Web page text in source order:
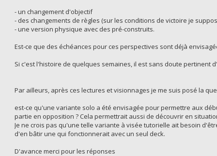
- un changement d'objectif
- des changements de règles (sur les conditions de victoire je
- une version physique avec des pré-construits.
Est-ce que des échéances pour ces perspectives sont déjà
Si c'est l'histoire de quelques semaines, il est sans doute pertinent
Par ailleurs, après ces lectures et visionnages je me suis posé la
est-ce qu'une variante solo a été envisagée pour permettre aux
partie en opposition ? Cela permettrait aussi de découvrir en
Je ne crois pas qu'une telle variante à visée tutorielle ait besoin
d'en bâtir une qui fonctionnerait avec un seul deck.
D'avance merci pour les réponses